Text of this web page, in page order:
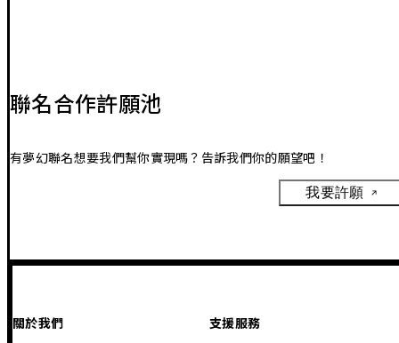
聯名合作許願池
有夢幻聯名想要我們幫你實現嗎？告訴我們你的願望吧！
我要許願
關於我們 支援服務